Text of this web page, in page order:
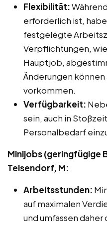
Flexibilität:
erforderlich ist,
festgelegte
Verpflichtungen,
Hauptjob,
Änderungen
vorkommen.
Verfügbarkeit:
sein, auch in
Personalbedarf
Minijobs (geringfügige
Teisendorf, M:
Arbeitsstunden:
auf maximalen
und umfassen